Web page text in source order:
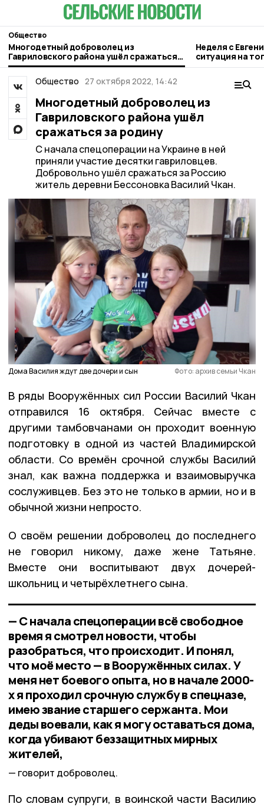
Общество
Многодетный доброволец из
Гавриловского района ушёл сражаться
за родину
Неделя с
ситуация на
городе и
Общество 27 октября 2022, 14:42
Многодетный доброволец из
Гавриловского района ушёл
сражаться за родину
С начала спецоперации на Украине в ней
приняли участие десятки гавриловцев.
Добровольно ушёл сражаться за Россию
житель деревни Бессоновка Василий Чкан.
Дома Василия ждут две дочери и сын Фото: архив семьи Чкан
В ряды Вооружённых сил России Василий Чкан
отправился 16 октября. Сейчас вместе с
другими тамбовчанами он проходит военную
подготовку в одной из частей Владимирской
области. Со времён срочной службы Василий
знал, как важна поддержка и взаимовыручка
сослуживцев. Без это не только в армии, но и в
обычной жизни непросто.
О своём решении доброволец до последнего
не говорил никому, даже жене Татьяне.
Вместе они воспитывают двух дочерей-
школьниц и четырёхлетнего сына.
— С начала спецоперации всё свободное
время я смотрел новости, чтобы
разобраться, что происходит. И понял,
что моё место — в Вооружённых силах. У
меня нет боевого опыта, но в начале 2000-
х я проходил срочную службу в спецназе,
имею звание старшего сержанта. Мои
деды воевали, как я могу оставаться дома,
когда убивают беззащитных мирных
жителей,
говорит доброволец.
По словам супруги, в воинской части Василию